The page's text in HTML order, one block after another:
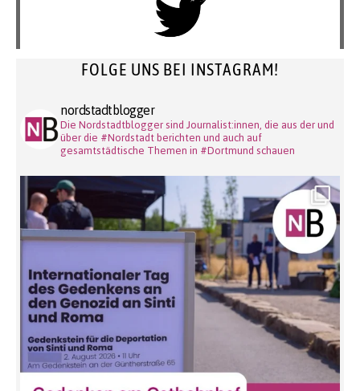
FOLGE UNS BEI INSTAGRAM!
nordstadtblogger
Die Nordstadtblogger sind Journalist:innen, die aus der und
über die #Nordstadt berichten und auch auf
gesamtstädtische Themen in #Dortmund schauen